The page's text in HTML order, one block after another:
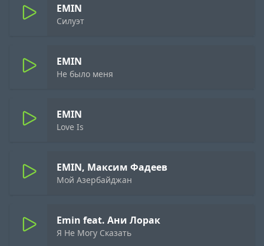
EMIN
Силуэт
EMIN
Не было меня
EMIN
Love Is
EMIN, Максим Фадеев
Мой Азербайджан
Emin feat. Ани Лорак
Я Не Могу Сказать